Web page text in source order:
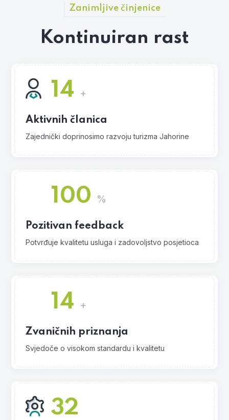
Zanimljive činjenice
Kontinuiran rast
14 +
Aktivnih članica
Zajednički doprinosimo razvoju turizma Jahorine
100 %
Pozitivan feedback
Potvrđuje kvalitetu usluga i zadovoljstvo posjetioca
14 +
Zvaničnih priznanja
Svjedoče o visokom standardu i kvalitetu
32